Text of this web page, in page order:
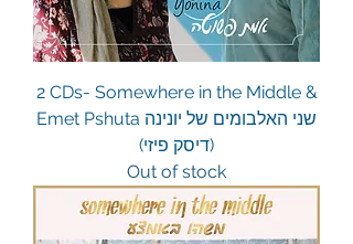
2 CDs- Somewhere in the Middle &
Emet Pshuta שני האלבומים של יונינה
(דיסק פיזי)
Out of stock